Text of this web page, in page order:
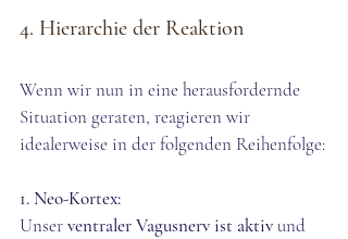
4. Hierarchie der Reaktion
Wenn wir nun in eine herausfordernde
Situation geraten, reagieren wir
idealerweise in der folgenden Reihenfolge:
1. Neo-Kortex:
Unser ventraler Vagusnerv ist aktiv und